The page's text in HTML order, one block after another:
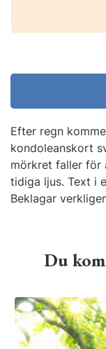
Efter regn
kondoleanskort
mörkret faller för
tidiga ljus. Text i
Beklagar
Du